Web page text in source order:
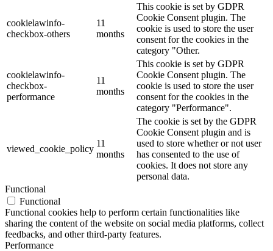
cookielawinfo-
checkbox-others
11
months
This cookie is set by GDPR
Cookie Consent plugin. The
cookie is used to store the user
consent for the cookies in the
category "Other.
cookielawinfo-
checkbox-
performance
11
months
This cookie is set by GDPR
Cookie Consent plugin. The
cookie is used to store the user
consent for the cookies in the
category "Performance".
viewed_cookie_policy
11
months
The cookie is set by the GDPR
Cookie Consent plugin and is
used to store whether or not user
has consented to the use of
cookies. It does not store any
personal data.
Functional
Functional
Functional cookies help to perform certain functionalities like
sharing the content of the website on social media platforms, collect
feedbacks, and other third-party features.
Performance